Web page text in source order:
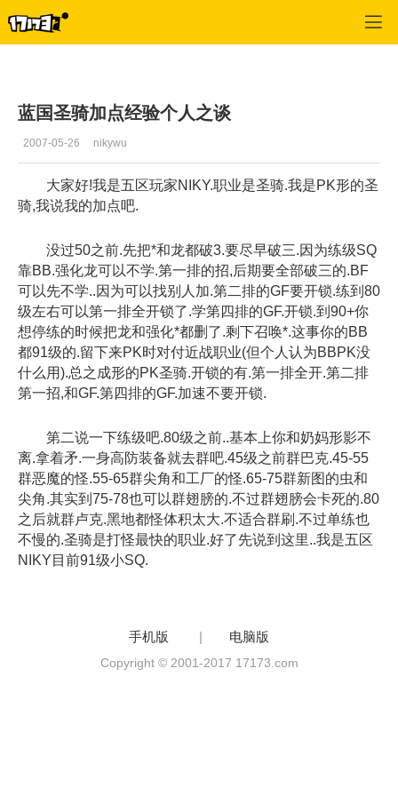
蓝国圣骑加点经验个人之谈
2007-05-26 nikywu
大家好!我是五区玩家NIKY.职业是圣骑.我是PK形的圣
骑,我说我的加点吧.
没过50之前.先把*和龙都破3.要尽早破三.因为练级SQ
靠BB.强化龙可以不学.第一排的招,后期要全部破三的.BF
可以先不学..因为可以找别人加.第二排的GF要开锁.练到80
级左右可以第一排全开锁了.学第四排的GF.开锁.到90+你
想停练的时候把龙和强化*都删了.剩下召唤*.这事你的BB
都91级的.留下来PK时对付近战职业(但个人认为BBPK没
什么用).总之成形的PK圣骑.开锁的有.第一排全开.第二排
第一招,和GF.第四排的GF.加速不要开锁.
第二说一下练级吧.80级之前..基本上你和奶妈形影不
离.拿着矛.一身高防装备就去群吧.45级之前群巴克.45-55
群恶魔的怪.55-65群尖角和工厂的怪.65-75群新图的虫和
尖角.其实到75-78也可以群翅膀的.不过群翅膀会卡死的.80
之后就群卢克.黑地都怪体积太大.不适合群刷.不过单练也
不慢的.圣骑是打怪最快的职业.好了先说到这里..我是五区
NIKY目前91级小SQ.
手机版 | 电脑版
Copyright © 2001-2017 17173.com